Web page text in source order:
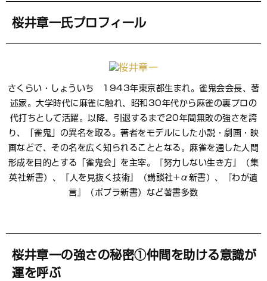
桜井章一氏プロフィール
さくらい・しょういち 1943年東京都生まれ。雀鬼会会長、著
述家。大学時代に麻雀に触れ、昭和30年代から麻雀の裏プロの
代打ちとして活躍。以降、引退するまで20年間無敗の強さを誇
り、「雀鬼」の異名を取る。著者をモデルにした小説・劇画・映
画などで、その名を広く知られることとなる。麻雀を通した人間
形成を目的とする「雀鬼会」を主宰。『努力しない生き方』（集
英社新書）、『人を見抜く技術』（講談社+α新書）、『わが遺
言』（ポプラ新書）など著書多数
桜井章一の強さの秘密①仲間を助ける意識が
運を呼ぶ